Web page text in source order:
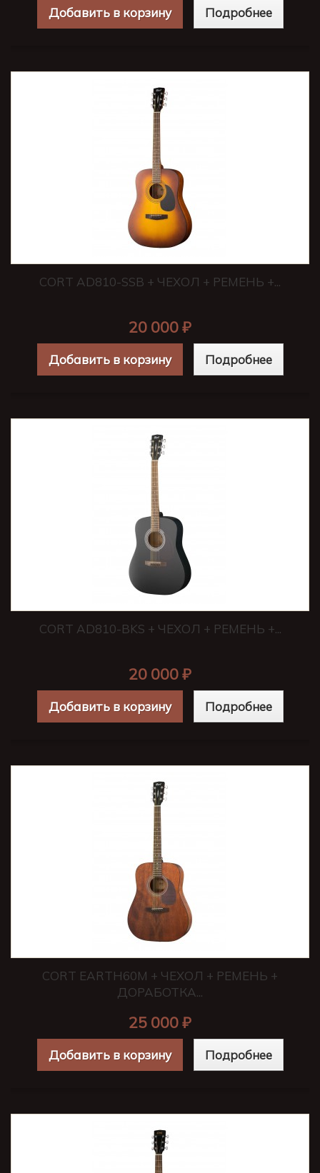
Добавить в корзину Подробнее
CORT AD810-SSB + ЧЕХОЛ + РЕМЕНЬ +...
20 000 ₽
Добавить в корзину Подробнее
CORT AD810-BKS + ЧЕХОЛ + РЕМЕНЬ +...
20 000 ₽
Добавить в корзину Подробнее
CORT EARTH60M + ЧЕХОЛ + РЕМЕНЬ +
ДОРАБОТКА...
25 000 ₽
Добавить в корзину Подробнее